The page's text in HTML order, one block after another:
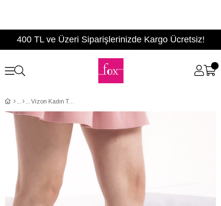
400 TL ve Üzeri Siparişlerinizde Kargo Ücretsiz!
Vizon Kadın Topuklu Ayakkabı D922213702